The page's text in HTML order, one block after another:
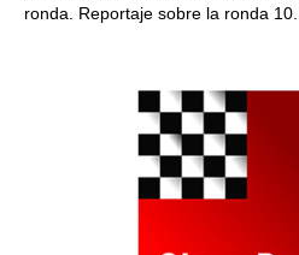
ronda. Reportaje sobre la ronda 10...